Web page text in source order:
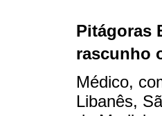
Pitágoras
rascunho
Médico,
Libanês,